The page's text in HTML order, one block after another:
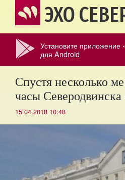
ЭХО
Установите приложение
для Android
Спустя несколько
часы
15.04.2018 10:48